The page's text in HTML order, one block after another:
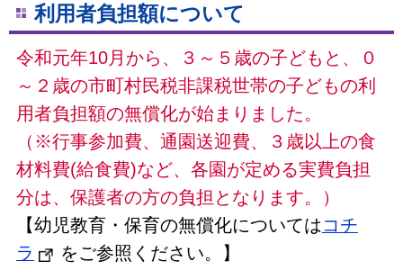
利用者負担額について
令和元年10月から、３～５歳の子どもと、０
～２歳の市町村民税非課税世帯の子どもの利
用者負担額の無償化が始まりました。
（※行事参加費、通園送迎費、３歳以上の食
材料費(給食費)など、各園が定める実費負担
分は、保護者の方の負担となります。）
【幼児教育・保育の無償化については コチ
ラ
をご参照ください。】